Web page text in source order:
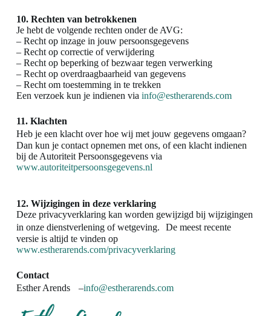
10. Rechten van betrokkenen
Je hebt de volgende rechten onder de AVG:
– Recht op inzage in jouw persoonsgegevens
– Recht op correctie of verwijdering
– Recht op beperking of bezwaar tegen verwerking
– Recht op overdraagbaarheid van gegevens
– Recht om toestemming in te trekken
Een verzoek kun je indienen via info@estherarends.com
11. Klachten
Heb je een klacht over hoe wij met jouw gegevens omgaan?
Dan kun je contact opnemen met ons, of een klacht indienen
bij de Autoriteit Persoonsgegevens via
www.autoriteitpersoonsgegevens.nl
12. Wijzigingen in deze verklaring
Deze privacyverklaring kan worden gewijzigd bij wijzigingen
in onze dienstverlening of wetgeving. De meest recente
versie is altijd te vinden op
www.estherarends.com/privacyverklaring
Contact
Esther Arends –info@estherarends.com